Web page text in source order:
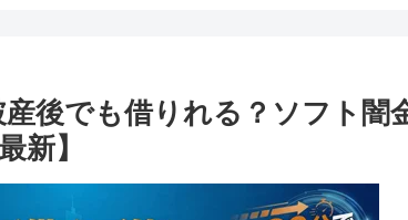
後でも借りれる？ソフト闇
新】